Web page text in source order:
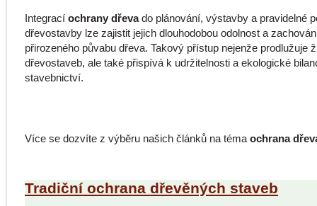
Integrací ochrany dřevado plánování, výstavby a pravidelné
dřevostavby lze zajistit jejich dlouhodobou odolnost a
přirozeného půvabu dřeva. Takový přístup nejenže prodlužuje
dřevostaveb, ale také přispívá k udržitelnosti a ekologické
stavebnictví.
Více se dozvíte z výběru našich článků na téma ochrana
Tradiční ochrana dřevěných staveb